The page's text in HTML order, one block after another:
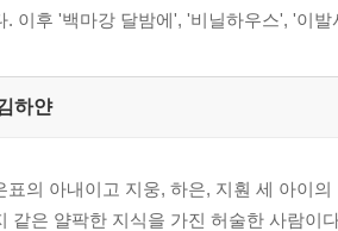
. 이후 '백마강 달밤에', '비닐하우스', '이
하얀
표의 아내이고 지웅, 하은, 지훤 세 아이
같은 얄팍한 지식을 가진 허술한 사람이